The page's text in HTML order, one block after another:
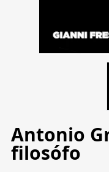
Antonio
filosófo